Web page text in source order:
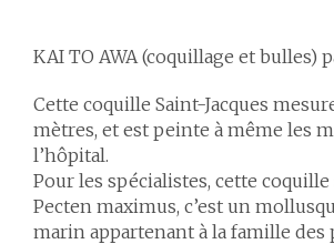
KAI TO AWA (coquillage et bulles)
Cette coquille Saint-Jacques
mètres, et est peinte à même les
l’hôpital.
Pour les spécialistes, cette
Pecten maximus, c’est un
marin appartenant à la famille des